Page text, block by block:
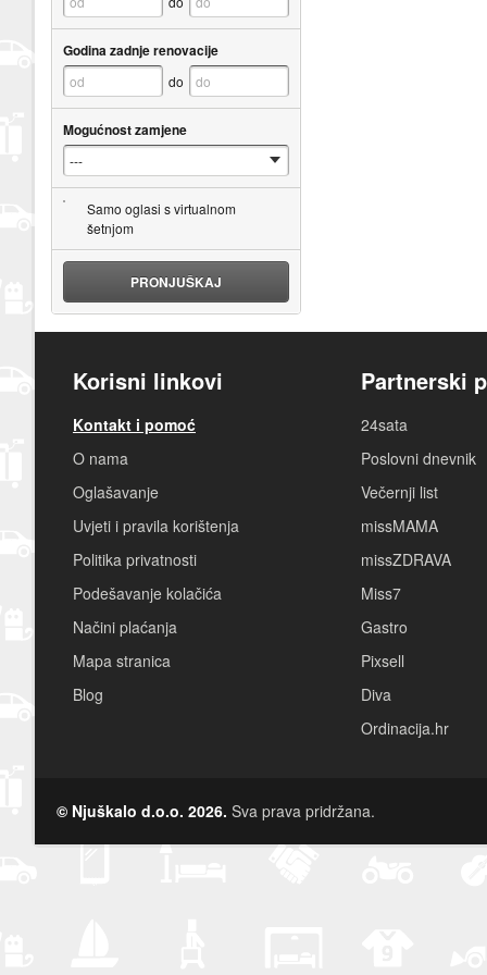
Godina zadnje renovacije
do
Mogućnost zamjene
Samo oglasi s virtualnom
šetnjom
PRONJUŠKAJ
Korisni linkovi
Kontakt i pomoć
O nama
Oglašavanje
Uvjeti i pravila korištenja
Politika privatnosti
Podešavanje kolačića
Načini plaćanja
Mapa stranica
Blog
Partnerski
24sata
Poslovni dnevnik
Večernji list
missMAMA
missZDRAVA
Miss7
Gastro
Pixsell
Diva
Ordinacija.hr
© Njuškalo d.o.o. 2026. Sva prava pridržana.